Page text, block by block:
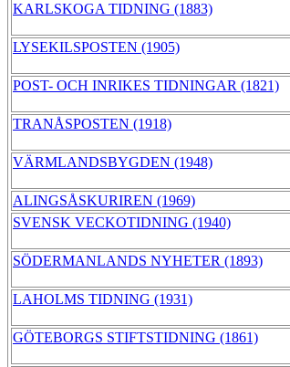
KARLSKOGA TIDNING (1883)
LYSEKILSPOSTEN (1905)
POST- OCH INRIKES TIDNINGAR (1821)
TRANÅSPOSTEN (1918)
VÄRMLANDSBYGDEN (1948)
ALINGSÅSKURIREN (1969)
SVENSK VECKOTIDNING (1940)
SÖDERMANLANDS NYHETER (1893)
LAHOLMS TIDNING (1931)
GÖTEBORGS STIFTSTIDNING (1861)